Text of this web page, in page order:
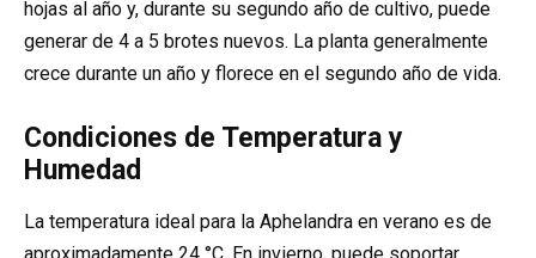
hojas al año y, durante su segundo año de cultivo, puede
generar de 4 a 5 brotes nuevos. La planta generalmente
crece durante un año y florece en el segundo año de vida.
Condiciones de Temperatura y
Humedad
La temperatura ideal para la Aphelandra en verano es de